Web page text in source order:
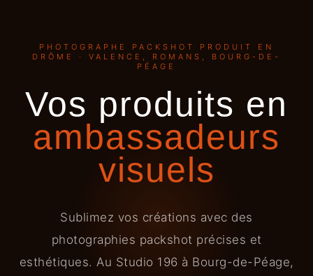
PHOTOGRAPHE PACKSHOT PRODUIT EN
DRÔME · VALENCE, ROMANS, BOURG-DE-
PÉAGE
Vos produits en
ambassadeurs
visuels
Sublimez vos créations avec des
photographies packshot précises et
esthétiques. Au Studio 196 à Bourg-de-Péage,